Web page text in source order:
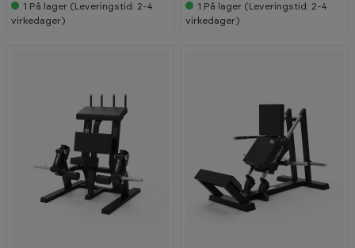
1 På lager (Leveringstid: 2-4
virkedager)
1 På lager (Leveringstid: 2-4
virkedager)